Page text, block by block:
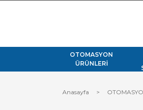
OTOMASYON
ÜRÜNLERİ
Anasayfa